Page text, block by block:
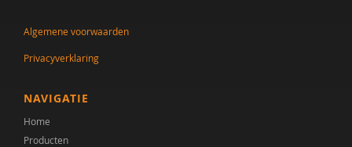
Cor Hoffer
Jill Hoogerwerf
Desiree Hooi
Saskia Kolk
Algemene voorwaarden
Privacyverklaring
NAVIGATIE
Home
Producten